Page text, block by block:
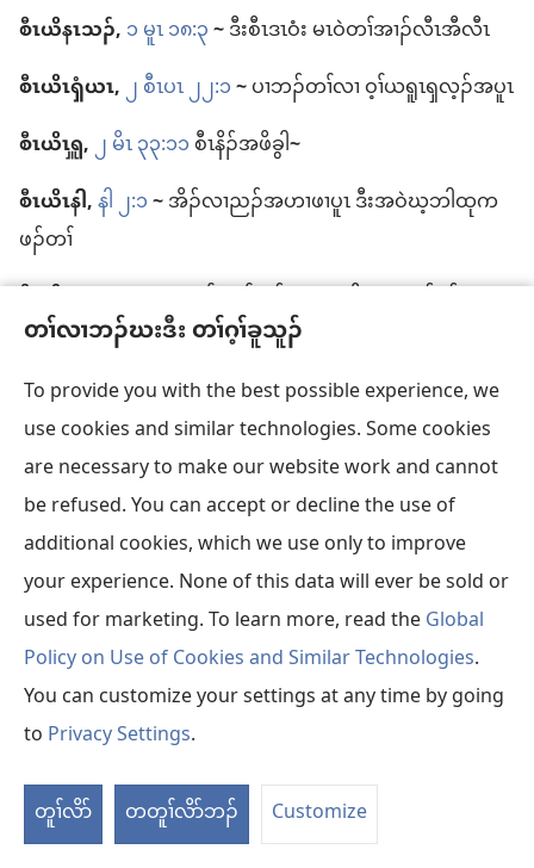
တၢ်လၢဘၣ်ဃးဒီး တၢ်ဂ့ၢ်ခူသူၣ်
To provide you with the best possible experience, we
use cookies and similar technologies. Some cookies
are necessary to make our website work and cannot
be refused. You can accept or decline the use of
additional cookies, which we use only to improve
your experience. None of this data will ever be sold or
used for marketing. To learn more, read theGlobal
Policy on Use of Cookies and Similar Technologies.
You can customize your settings at any time by going
toPrivacy Settings.
တူၢ်လိာ်
တတူၢ်လိာ်ဘၣ် Customize
စီၤ​ယိနၤသၣ်,၁ မူၤ ၁၈:၃~ဒီး​စီၤ​ဒၤဝံး မၤ​ဝဲ​တၢ်အၢၣ်​လီၤ​အီလီၤ
စီၤ​ယိၤၡံယၤ,၂ စီၤပၤ ၂၂:၁~ပၢ​ဘၣ်​တၢ်​လၢ ဝ့ၢ်​ယရူၤၡလ့ၣ်​အ​ပူၤ
စီၤ​ယိၤၡူ,၂ မိၤ ၃၃:၁၁စီၤနိၣ်​အ​ဖိခွါ~
စီၤ​ယိၤနါ,နါ ၂:၁~အိၣ်​လၢ​ညၣ်​အ​ဟၢဖၢ​ပူၤ ဒီး​အ​ဝဲ​ဃ့​ဘါ​ထုက
ဖၣ်​တၢ်
စီၤ​ယိၤဘး,ဘး ၁:၉~မ့ၢ်​တ​န့ၢ်ဘၣ်​ အဘျုး​နီတမံၤ​ဘၣ်​န့ၣ်
သု​နၢ်ဟူ​ဘၣ်
အ​တၢ်​တူၢ်န့ၢ်​ခီၣ်ကဲ​အဂ့ၢ်
စီၤ​ယိၤသး, ၁ မိၤ ၃၉:၂၃ယဟိဝၤ​ယွၤ အိၣ်ဒီး ~
လူၤ ၄:၂၂ကမၢ​ကမၣ်​ဝဲ ဒီး​တဲ​ဝဲ​လၢ အ​ဝဲ​အံၤ မ့ၢ်~အ​ဖိခွါ
စီၤ​ယိၤဟၣ်​ ၁., မး ၂၁:၂၅မ​တဂၤ မၢလီၤ~လၢ က​ဒိးဘျၢ​ပှၤဂၤ
လၢ​ထံ​လဲၣ်
မၢ် ၁:၉ယ့ၣ်ၡူး​ဒိးဘျၢ​အသး​လၢ~အ​စု​ပူၤ လၢ​ထံကျိ​ယၢ်ဒ့ၣ်​အ​ပူၤ
စီၤ​ယိၤဟၣ်​ ၂.,ယိၤ ၁:၄၂န​မ့ၢ်~အ​ဖိခွါ စီၤ​ၡံမိၣ်
စီၤ​ယိၤဟၣ်​ ၃.,မး ၄:၂၁
စီၤ​ယူဒၤ,မး ၂၇:၃~အ​သူၣ်အုး​သးအုး ဒီး​ဟဲ​စိာ်​က့ၤ စ့​ညၣ်​အ
ဘ့ၣ်​ ၃၀